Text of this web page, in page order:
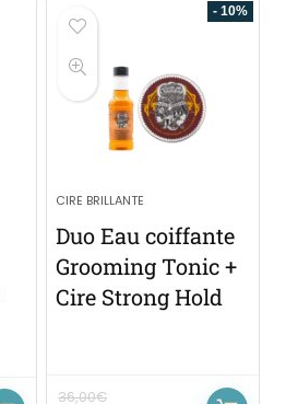
- 10%
CIRE BRILLANTE
Duo Eau coiffante
Grooming Tonic +
Cire Strong Hold
36,00€